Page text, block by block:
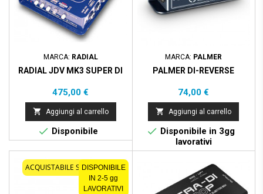
MARCA: RADIAL
RADIAL JDV MK3 SUPER DI
Prezzo
475,00 €
 Aggiungi al carrello
 Disponibile
MARCA: PALMER
PALMER DI-REVERSE
Prezzo
74,00 €
 Aggiungi al carrello
 Disponibile in 3gg
lavorativi
ACQUISTABILE SOLO ONLINE
DISPONIBILE
IN 2-5 gg
LAVORATIVI